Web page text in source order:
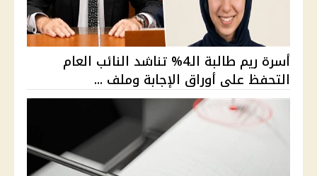
أسرة ريم طالبة الـ4% تناشد النائب العام
التحفظ على أوراق الإجابة وملف ...